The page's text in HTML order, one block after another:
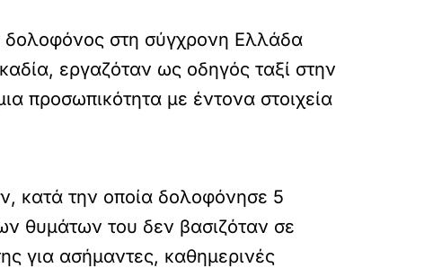
δολοφόνος στη σύγχρονη Ελλάδα
εργαζόταν ως οδηγός ταξί στην
προσωπικότητα με έντονα στοιχεία
κατά την οποία δολοφόνησε 5
θυμάτων του δεν βασιζόταν σε
για ασήμαντες, καθημερινές